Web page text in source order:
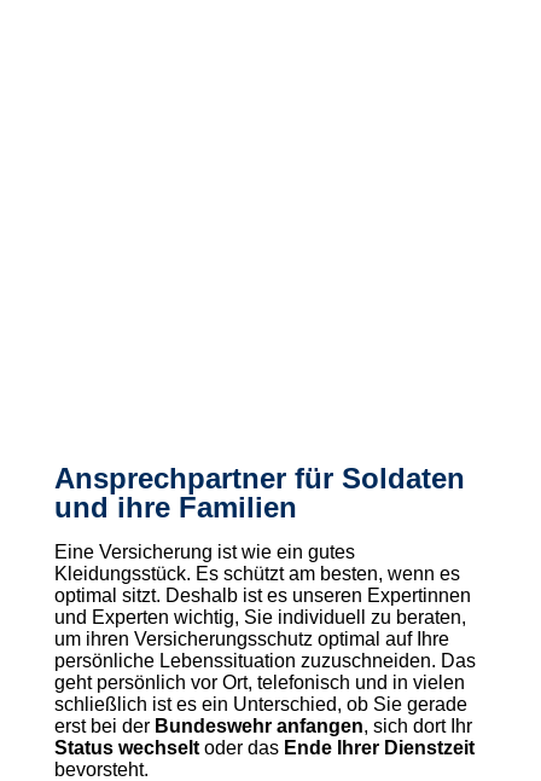
Ansprechpartner für Soldaten
und ihre Familien
Eine Versicherung ist wie ein gutes
Kleidungsstück. Es schützt am besten, wenn es
optimal sitzt. Deshalb ist es unseren Expertinnen
und Experten wichtig, Sie individuell zu beraten,
um ihren Versicherungsschutz optimal auf Ihre
persönliche Lebenssituation zuzuschneiden. Das
geht persönlich vor Ort, telefonisch und in vielen
schließlich ist es ein Unterschied, ob Sie gerade
erst bei der Bundeswehr anfangen, sich dort Ihr
Status wechseltoder das Ende Ihrer Dienstzeit
bevorsteht.